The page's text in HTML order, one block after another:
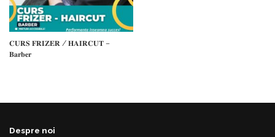
𝐂𝐔𝐑𝐒 𝐅𝐑𝐈𝐙𝐄𝐑 / 𝐇𝐀𝐈𝐑𝐂𝐔𝐓 –
𝐁𝐚𝐫𝐛𝐞𝐫
Despre noi